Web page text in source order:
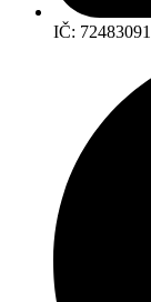
IČ: 72483091